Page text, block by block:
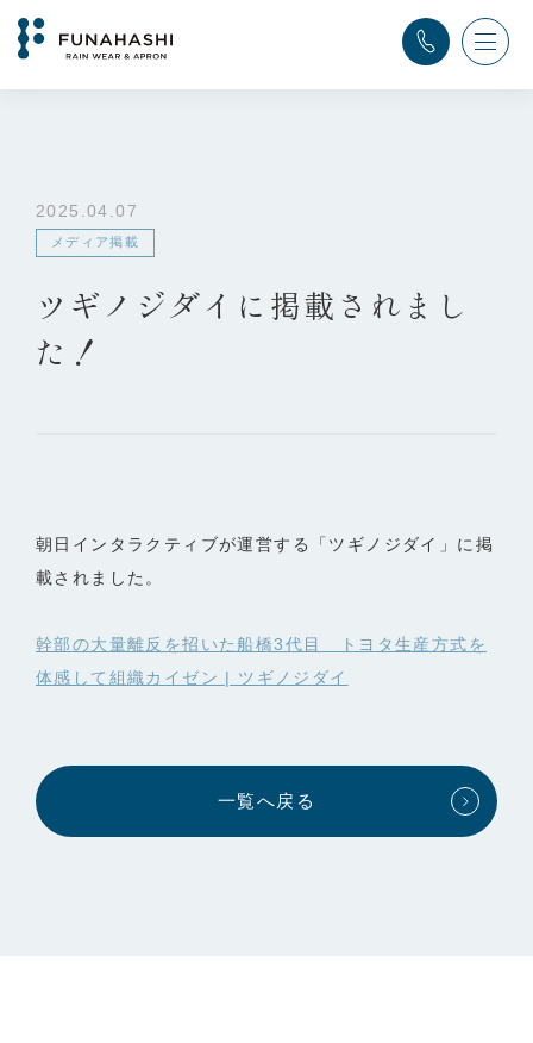
TOP
ツギノジダイに掲載されました！
2025.04.07
メディア掲載
ツギノジダイに掲載されまし
た！
朝日インタラクティブが運営する「ツギノジダイ」に掲
載されました。
幹部の大量離反を招いた船橋3代目 トヨタ生産方式を
体感して組織カイゼン | ツギノジダイ
一覧へ戻る